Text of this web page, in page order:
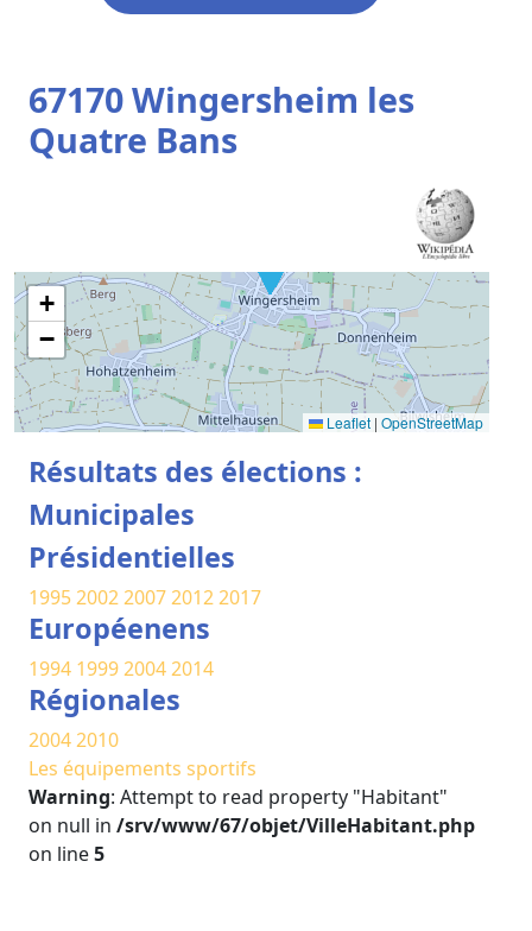
67170 Wingersheim les
Quatre Bans
+
−
Leaflet | OpenStreetMap
Résultats des élections :
Municipales
Présidentielles
19952002200720122017
Européenens
1994 199920042014
Régionales
20042010
Les équipements sportifs
Warning: Attempt to read property "Habitant"
on null in /srv/www/67/objet/VilleHabitant.php
on line5